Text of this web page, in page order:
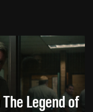
Legend of